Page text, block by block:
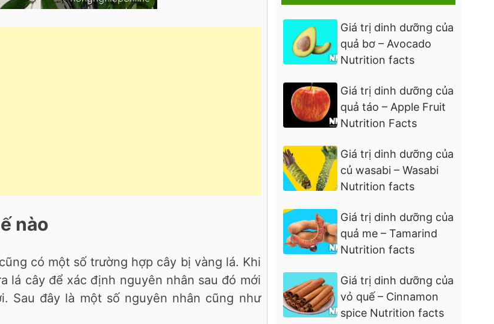
nào
có một số trường hợp cây bị vàng lá. Khi
lá cây để xác định nguyên nhân sau đó mới
Sau đây là một số nguyên nhân cũng như
Giá trị dinh dưỡng của
quả bơ – Avocado
Nutrition facts
Giá trị dinh dưỡng của
quả táo – Apple Fruit
Nutrition Facts
Giá trị dinh dưỡng của
củ wasabi – Wasabi
Nutrition facts
Giá trị dinh dưỡng của
quả me – Tamarind
Nutrition facts
Giá trị dinh dưỡng của
vỏ quế – Cinnamon
spice Nutrition facts